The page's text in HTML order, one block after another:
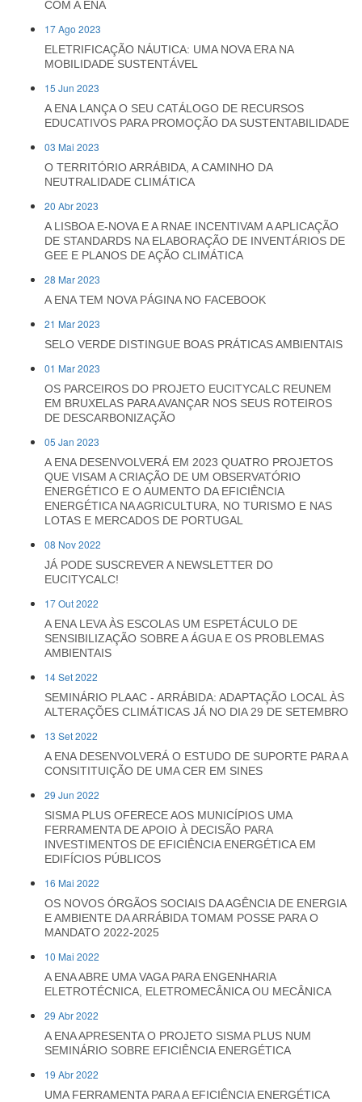
COM A ENA
17 Ago 2023
ELETRIFICAÇÃO NÁUTICA: UMA NOVA ERA NA
MOBILIDADE SUSTENTÁVEL
15 Jun 2023
A ENA LANÇA O SEU CATÁLOGO DE RECURSOS
EDUCATIVOS PARA PROMOÇÃO DA SUSTENTABILIDADE
03 Mai 2023
O TERRITÓRIO ARRÁBIDA, A CAMINHO DA
NEUTRALIDADE CLIMÁTICA
20 Abr 2023
A LISBOA E-NOVA E A RNAE INCENTIVAM A APLICAÇÃO
DE STANDARDS NA ELABORAÇÃO DE INVENTÁRIOS DE
GEE E PLANOS DE AÇÃO CLIMÁTICA
28 Mar 2023
A ENA TEM NOVA PÁGINA NO FACEBOOK
21 Mar 2023
SELO VERDE DISTINGUE BOAS PRÁTICAS AMBIENTAIS
01 Mar 2023
OS PARCEIROS DO PROJETO EUCITYCALC REUNEM
EM BRUXELAS PARA AVANÇAR NOS SEUS ROTEIROS
DE DESCARBONIZAÇÃO
05 Jan 2023
A ENA DESENVOLVERÁ EM 2023 QUATRO PROJETOS
QUE VISAM A CRIAÇÃO DE UM OBSERVATÓRIO
ENERGÉTICO E O AUMENTO DA EFICIÊNCIA
ENERGÉTICA NA AGRICULTURA, NO TURISMO E NAS
LOTAS E MERCADOS DE PORTUGAL
08 Nov 2022
JÁ PODE SUSCREVER A NEWSLETTER DO
EUCITYCALC!
17 Out 2022
A ENA LEVA ÀS ESCOLAS UM ESPETÁCULO DE
SENSIBILIZAÇÃO SOBRE A ÁGUA E OS PROBLEMAS
AMBIENTAIS
14 Set 2022
SEMINÁRIO PLAAC - ARRÁBIDA: ADAPTAÇÃO LOCAL ÀS
ALTERAÇÕES CLIMÁTICAS JÁ NO DIA 29 DE SETEMBRO
13 Set 2022
A ENA DESENVOLVERÁ O ESTUDO DE SUPORTE PARA A
CONSITITUIÇÃO DE UMA CER EM SINES
29 Jun 2022
SISMA PLUS OFERECE AOS MUNICÍPIOS UMA
FERRAMENTA DE APOIO À DECISÃO PARA
INVESTIMENTOS DE EFICIÊNCIA ENERGÉTICA EM
EDIFÍCIOS PÚBLICOS
16 Mai 2022
OS NOVOS ÓRGÃOS SOCIAIS DA AGÊNCIA DE ENERGIA
E AMBIENTE DA ARRÁBIDA TOMAM POSSE PARA O
MANDATO 2022-2025
10 Mai 2022
A ENA ABRE UMA VAGA PARA ENGENHARIA
ELETROTÉCNICA, ELETROMECÂNICA OU MECÂNICA
29 Abr 2022
A ENA APRESENTA O PROJETO SISMA PLUS NUM
SEMINÁRIO SOBRE EFICIÊNCIA ENERGÉTICA
19 Abr 2022
UMA FERRAMENTA PARA A EFICIÊNCIA ENERGÉTICA